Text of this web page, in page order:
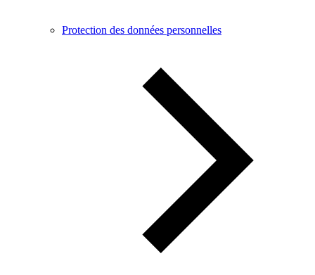
Protection des données personnelles